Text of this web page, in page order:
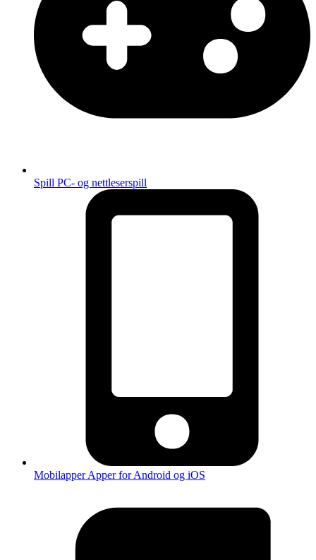
Spill PC- og nettleserspill
MobilapperApper for Android og iOS